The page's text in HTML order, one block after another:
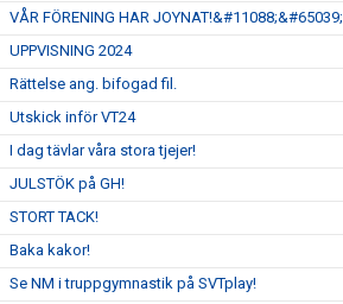
VÅR FÖRENING HAR JOYNAT!&#11088;&#65039;
UPPVISNING 2024
Rättelse ang. bifogad fil.
Utskick inför VT24
I dag tävlar våra stora tjejer!
JULSTÖK på GH!
STORT TACK!
Baka kakor!
Se NM i truppgymnastik på SVTplay!